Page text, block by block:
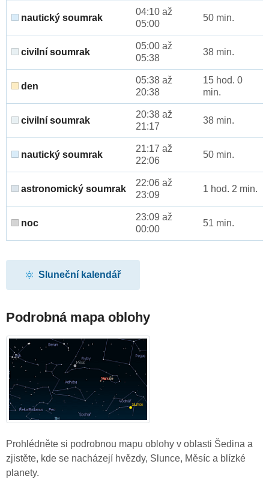
nautický soumrak
04:10 až
05:00
50 min.
civilní soumrak
05:00 až
05:38
38 min.
den
05:38 až
20:38
15 hod. 0
min.
civilní soumrak
20:38 až
21:17
38 min.
nautický soumrak
21:17 až
22:06
50 min.
astronomický soumrak
22:06 až
23:09
1 hod. 2 min.
noc
23:09 až
00:00
51 min.
Sluneční kalendář
Podrobná mapa oblohy
Prohlédněte si podrobnou mapu oblohy v oblasti Šedina a
zjistěte, kde se nacházejí hvězdy, Slunce, Měsíc a blízké
planety.